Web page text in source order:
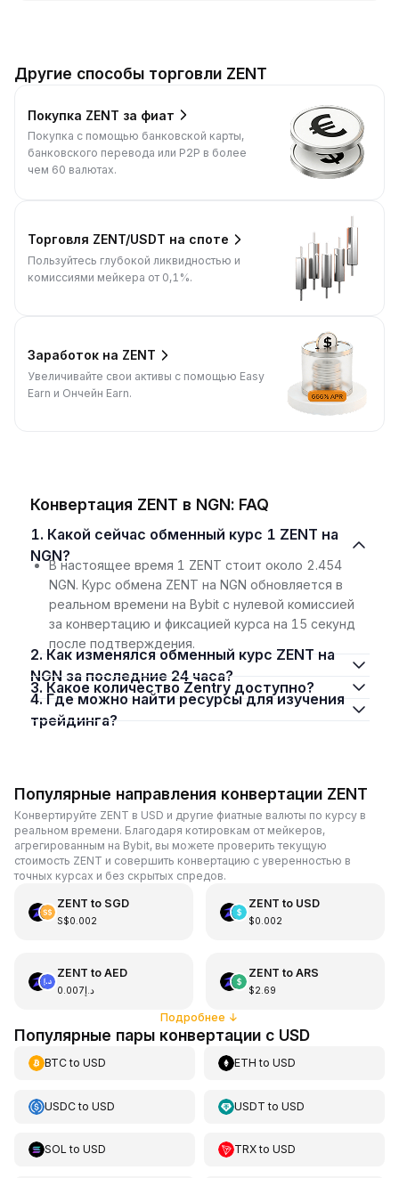
Другие способы торговли ZENT
Покупка ZENT за фиат
Покупка с помощью банковской карты,
банковского перевода или P2P в более
чем 60 валютах.
Торговля ZENT/USDT на споте
Пользуйтесь глубокой ликвидностью и
комиссиями мейкера от 0,1%.
Заработок на ZENT
Увеличивайте свои активы с помощью Easy
Earn и Ончейн Earn.
Конвертация ZENT в NGN: FAQ
1. Какой сейчас обменный курс 1 ZENT на
NGN?
В настоящее время 1 ZENT стоит около 2.454
NGN. Курс обмена ZENT на NGN обновляется в
реальном времени на Bybit с нулевой комиссией
за конвертацию и фиксацией курса на 15 секунд
после подтверждения.
2. Как изменялся обменный курс ZENT на
NGN за последние 24 часа?
3. Какое количество Zentry доступно?
4. Где можно найти ресурсы для изучения
трейдинга?
Популярные направления конвертации ZENT
Конвертируйте ZENT в USD и другие фиатные валюты по курсу в
реальном времени. Благодаря котировкам от мейкеров,
агрегированным на Bybit, вы можете проверить текущую
стоимость ZENT и совершить конвертацию с уверенностью в
точных курсах и без скрытых спредов.
ZENT to SGD
S$0.002
ZENT to USD
$0.002
ZENT to AED
د.إ0.007
ZENT to ARS
$2.69
Подробнее ↓
Популярные пары конвертации с USD
BTCto USD ETH toUSD
USDCto USD USDT toUSD
SOL to USD TRXtoUSD